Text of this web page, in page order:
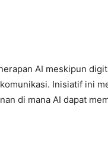
AI meskipun
Inisiatif ini
di mana AI dapat